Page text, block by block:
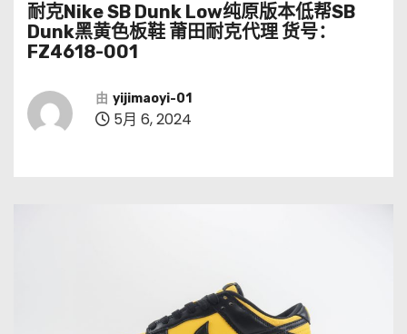
耐克Nike SB Dunk Low纯原版本低帮SB
Dunk黑黄色板鞋 莆田耐克代理 货号：
FZ4618-001
由 yijimaoyi-01
5月 6, 2024